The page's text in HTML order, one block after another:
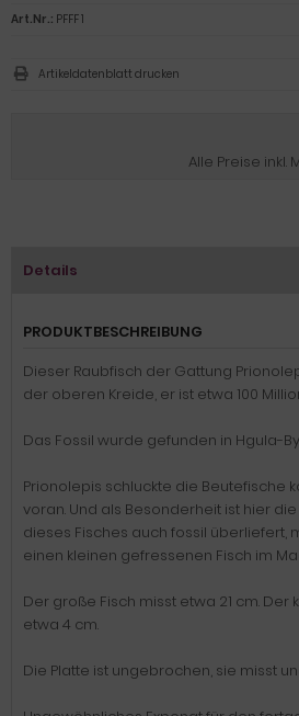
Alle Preise inkl.
Art.Nr.: PFFF 1
Artikeldatenblatt drucken
Details
PRODUKTBESCHREIBUNG
Dieser Raubfisch der Gattung
der oberen Kreide, er ist etwa 100
Das Fossil wurde gefunden in Hgula-
Prionolepis schluckte die Beutefische
voran. Und als Besonderheit ist hier
dieses Fisches auch fossil überliefert,
einen kleinen gefressenen Fisch im
Der große Fisch misst etwa 21 cm. Der
etwa 4 cm.
Die Platte ist ungebrochen, sie misst